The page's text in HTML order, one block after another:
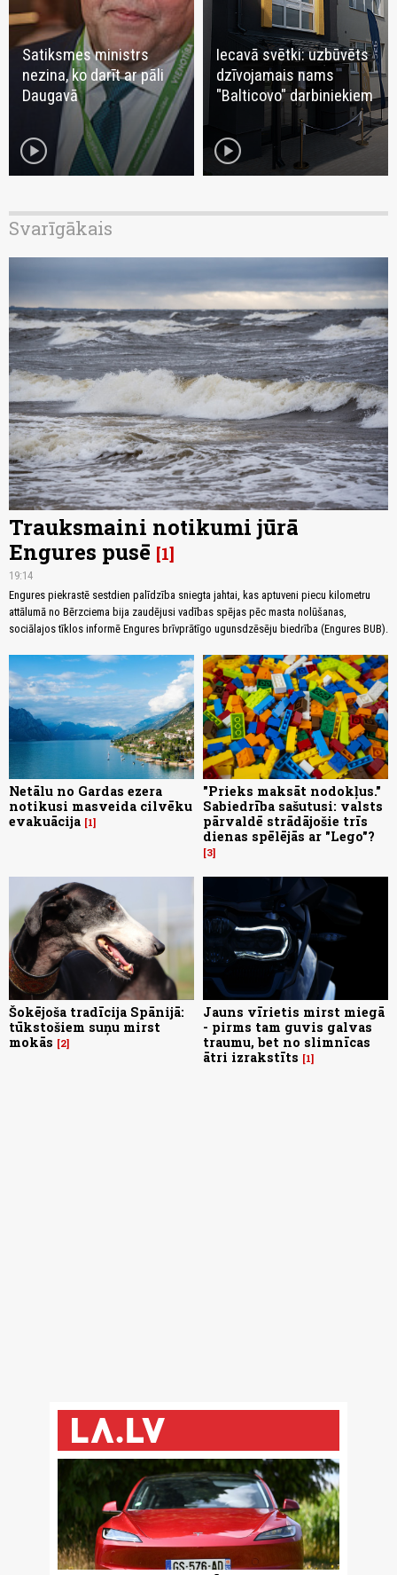
Satiksmes ministrs
nezina, ko darīt ar pāli
Daugavā
play_circle
Iecavā svētki: uzbūvēts
dzīvojamais nams
"Balticovo" darbiniekiem
play_circle
Svarīgākais
Trauksmaini notikumi jūrā
Engures pusē 1
19:14
Engures piekrastē sestdien palīdzība sniegta jahtai, kas aptuveni piecu kilometru
attālumā no Bērzciema bija zaudējusi vadības spējas pēc masta nolūšanas,
sociālajos tīklos informē Engures brīvprātīgo ugunsdzēsēju biedrība (Engures BUB).
Netālu no Gardas ezera
notikusi masveida cilvēku
evakuācija 1
"Prieks maksāt nodokļus."
Sabiedrība sašutusi: valsts
pārvaldē strādājošie trīs
dienas spēlējās ar "Lego"?
3
Šokējoša tradīcija Spānijā:
tūkstošiem suņu mirst
mokās
2
Jauns vīrietis mirst miegā
- pirms tam guvis galvas
traumu, bet no slimnīcas
ātri izrakstīts
1